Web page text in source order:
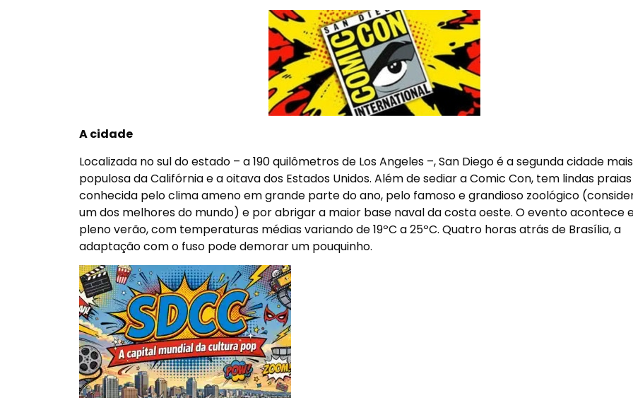
A cidade
Localizada no sul do estado – a 190 quilômetros de Los Angeles –, San Diego é a segunda cidade mais
populosa da Califórnia e a oitava dos Estados Unidos. Além de sediar a Comic Con, tem lindas
conhecida pelo clima ameno em grande parte do ano, pelo famoso e grandioso zoológico
um dos melhores do mundo) e por abrigar a maior base naval da costa oeste. O evento acontece
pleno verão, com temperaturas médias variando de 19ºC a 25ºC. Quatro horas atrás de Brasília, a
adaptação com o fuso pode demorar um pouquinho.